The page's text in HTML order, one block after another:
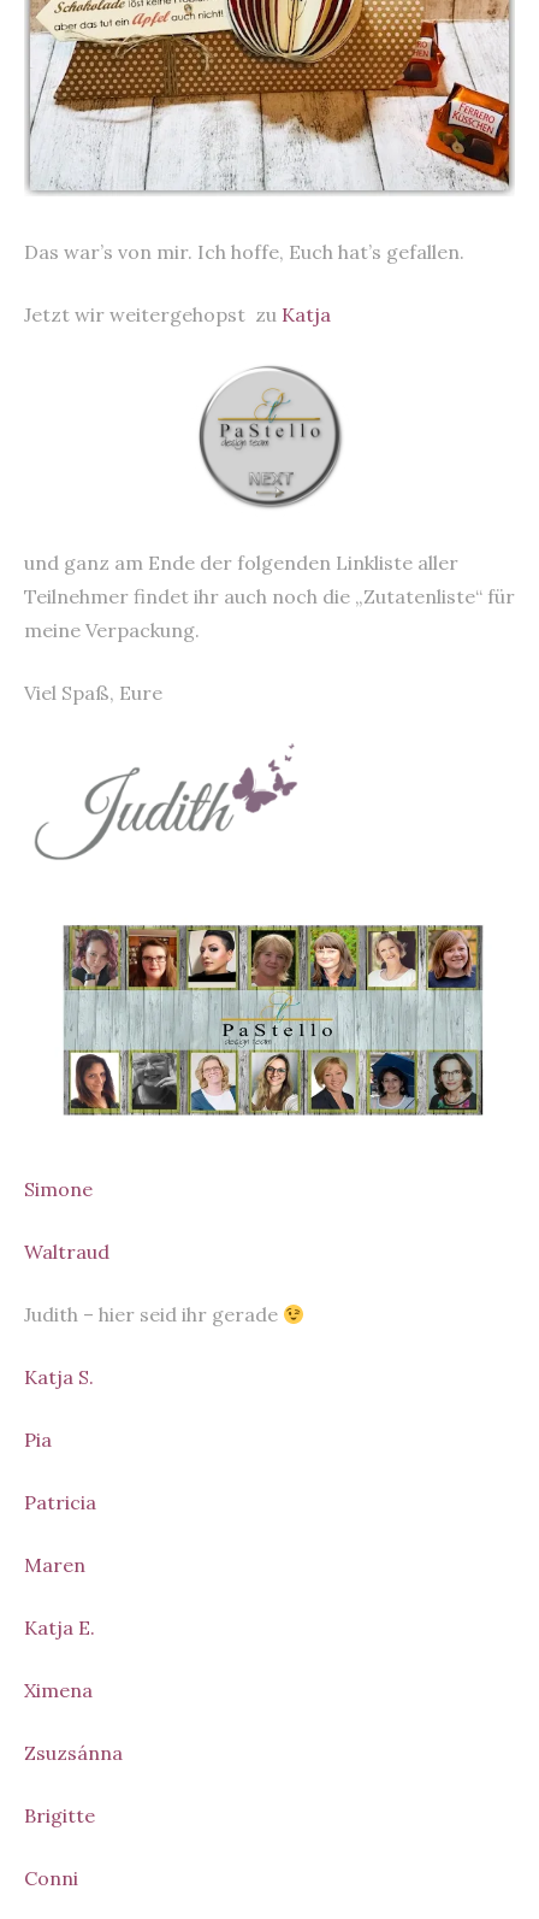
Das war’s von mir. Ich hoffe, Euch hat’s gefallen.
Jetzt wir weitergehopst zu Katja
und ganz am Ende der folgenden Linkliste aller
Teilnehmer findet ihr auch noch die „Zutatenliste“ für
meine Verpackung.
Viel Spaß, Eure
Simone
Waltraud
Judith – hier seid ihr gerade
Katja S.
Pia
Patricia
Maren
Katja E.
Ximena
Zsuzsánna
Brigitte
Conni